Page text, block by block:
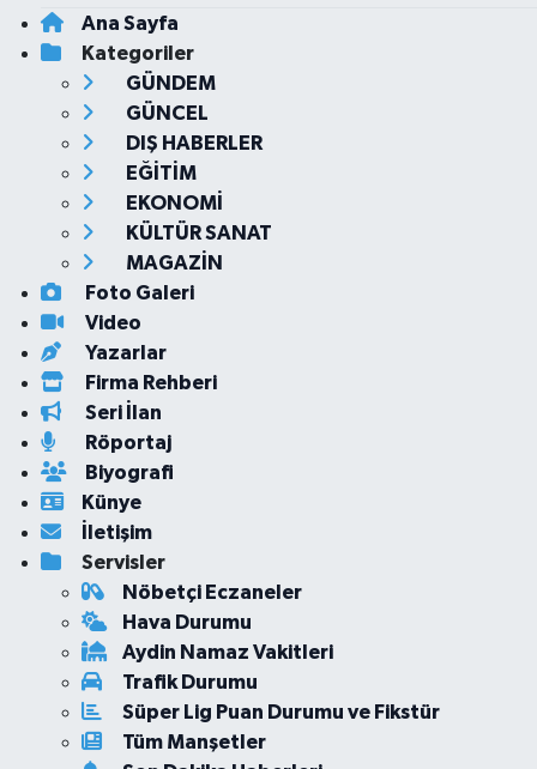
Ana Sayfa
Kategoriler
GÜNDEM
GÜNCEL
DIŞ HABERLER
EĞİTİM
EKONOMİ
KÜLTÜR SANAT
MAGAZİN
Foto Galeri
Video
Yazarlar
Firma Rehberi
Seri İlan
Röportaj
Biyografi
Künye
İletişim
Servisler
Nöbetçi Eczaneler
Hava Durumu
Aydin Namaz Vakitleri
Trafik Durumu
Süper Lig Puan Durumu ve Fikstür
Tüm Manşetler